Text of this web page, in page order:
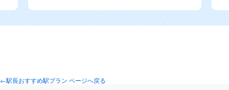
←駅長おすすめ駅プラン ページへ戻る